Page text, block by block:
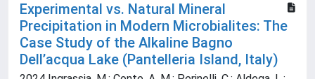
Experimental vs. Natural Mineral
Precipitation in Modern Microbialites: The
Case Study of the Alkaline Bagno
Dell’acqua Lake (Pantelleria Island, Italy)